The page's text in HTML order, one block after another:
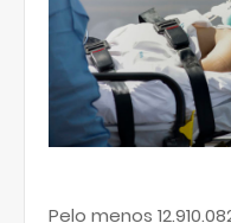
Pelo menos